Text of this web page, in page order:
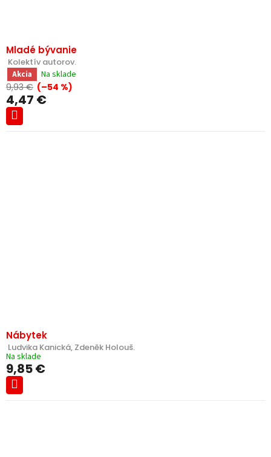
Mladé bývanie
Kolektív autorov.
Akcia
Na sklade
9,93 € (–54 %)
4,47 €
Nábytek
Ludvika Kanická, Zdeněk Holouš.
Na sklade
9,85 €